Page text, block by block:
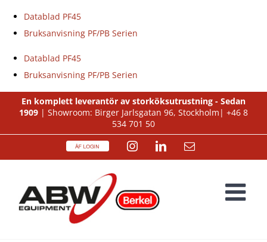
Datablad PF45
Bruksanvisning PF/PB Serien
Datablad PF45
Bruksanvisning PF/PB Serien
Fortsätt
innehållet
En komplett leverantör av storköksutrustning - Sedan
1909 | Showroom: Birger Jarlsgatan 96, Stockholm| +46 8
534 701 50
ÅF
InstagramLinkedIn
E-